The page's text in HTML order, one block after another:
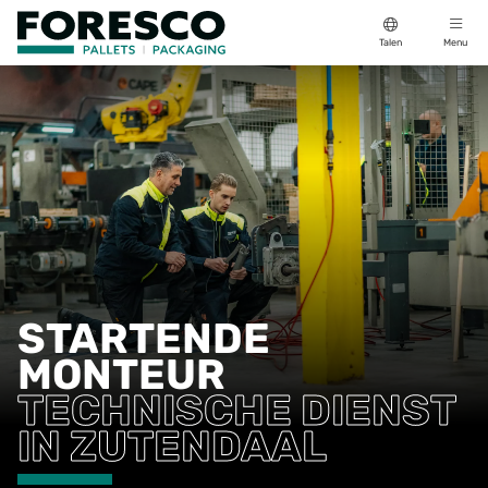
Talen Menu
STARTENDE
MONTEUR
TECHNISCHE DIENST
IN ZUTENDAAL